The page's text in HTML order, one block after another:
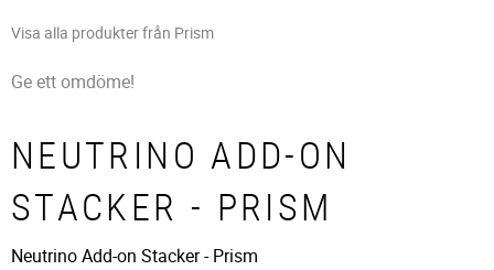
Visa alla produkter från Prism
Ge ett omdöme!
NEUTRINO ADD-ON
STACKER - PRISM
Neutrino Add-on Stacker - Prism